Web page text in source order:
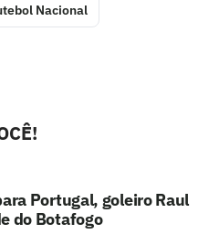
Nacional
Portugal, goleiro Raul
do Botafogo